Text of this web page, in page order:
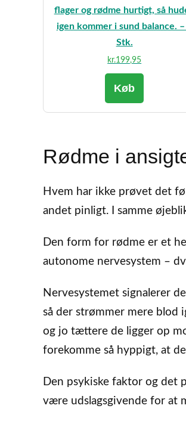
flager og rødme hurtigt, så
igen kommer i sund balance.
Stk.
kr.199,95
Køb
Rødme i
Hvem har ikke prøvet det
andet pinligt. I samme
Den form for rødme er et
autonome nervesystem –
Nervesystemet signalerer
så der strømmer mere blod
og jo tættere de ligger op
forekomme så hyppigt, at
Den psykiske faktor og det
være udslagsgivende for at